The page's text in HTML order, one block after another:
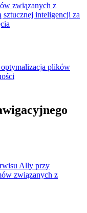
związanych z
sztucznej inteligencji za
plików
Ally przy
związanych z